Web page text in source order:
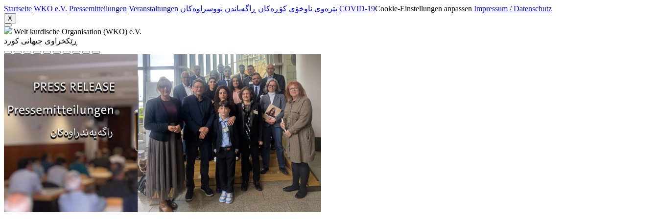
Startseite WKO e.V. Pressemitteilungen Veranstaltungen پێرەوی ناوخۆی کۆڕەکان ڕاگەیاندن نووسراوه‌کان COVID-19Cookie-Einstellungen anpassen Impressum / Datenschutz
X
Welt kurdische Organisation (WKO) e.V.
ڕێکخراوی جیهانی کورد